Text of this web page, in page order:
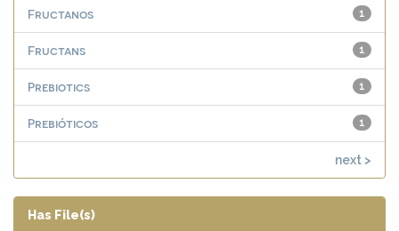
1
Fructanos
1
Fructans
1
Prebiotics
1
Prebióticos
next >
Has File(s)